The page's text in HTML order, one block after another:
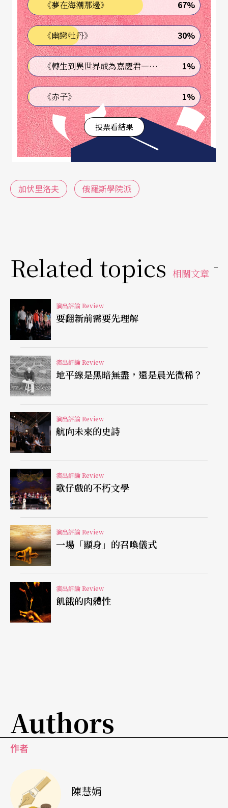
著，有時臉上的表情像默劇的生動，有時在狂風驟
雨似的樂段（如F大調Op .15之1），他臉上甚至呈
現如廿世紀畫家孟克的《吶喊》似的驚嚇表情！如
此前衛立異的鋼琴家，這樣戲劇化地詮釋蕭邦，恐
怕令傳統看慣國際蕭邦大賽得獎主演出的人聽不下
去。
如果抽離了那誇張的肢體語言，單用耳不用眼去
看，就可發現只要是加洛里洛夫手指所觸碰過的音
符，它們都音色極細緻，他所有的音樂都是來自內
心的感觸與思考的想像，他的手像一直鵝毛筆那麼
柔軟，指頭卻像蜻蜓點水般快捷，而激昂磅礡的音
我深信聽眾不見得偏好他的怪異行徑，而是他的琴
聲真是有那吸引人極至的魔力存在。
下半場唯一曲目浦羅柯菲夫《第八號奏鳴曲》，應
該是台灣首演，因為這首曲子的技巧和表達都十分
地深奧，幸而有加伏里洛夫所帶來的一些他所記錄
下來的想法，否則我們這些聽眾可能真的如他所
言：「只能有表面的認知及乏善可陳。」那就真的
太可惜了。無論如何，加伏里洛夫與生俱來的敏銳
批判精神，透過他的十指，我們也多少意識到他的
詮釋方向。帶著不明色彩而向上爬升的主題，大量
半音所顯示的不安個性，冷冷的色彩透露如加伏里
洛夫所言「作曲家最內裡的沉痛」，由低音部堆疊
不斷至高音部的十六分音符，彷彿象徵著一種從壓
抑中衍生的「爆發性」，和掙扎，真的是有被極權
統治過的人，才了解俄國音樂的生命色彩，鋼琴家
穩定地變化著音色與音樂意念，完全不同於上半場
的自由氣息，有條理而肅穆的賦格樂段，或狂放宏
偉的大塊和弦，都深深地考驗著鋼琴家的演奏功
力。
對比強烈令人納悶 大師琴音令人期待
是，將蕭邦的音樂彈奏得「過於」想像，在鋼琴家
個人而言當然非常盡心；但是就當時蕭邦的時代或
者傳記上的蕭邦性格而言，這樣的「過於想像」似
不穩定的氣質，似乎把蕭邦的詩意轉變成了現代詩
的質地，太過於對比強烈了！筆者並不以為妥，並
《夢在海潮那邊》 67%
《幽戀牡丹》 30%
《轉生到異世界成為嘉慶君—發現我的祖先是詐騙集團!?》 1%
《赤子》 1%
投票看結果
加伏里洛夫 俄羅斯學院派
Related topics 相關文章
演出評論 Review
要翻新前需要先理解
演出評論 Review
地平線是黑暗無盡，還是晨光微稀？
演出評論 Review
航向未來的史詩
演出評論 Review
歌仔戲的不朽文學
演出評論 Review
一場「顯身」的召喚儀式
演出評論 Review
飢餓的肉體性
Authors
作者
陳慧娟